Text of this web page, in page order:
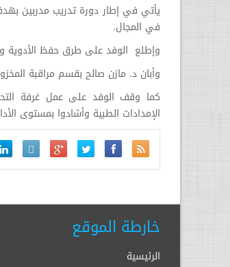
يأتي في إطار دورة تدريب مدربين
في المجال.
وإطلع الوفد على طرق حفظ الأدوية
وأبان د. مازن صالح بقسم مراقبة
كما وقف الوفد على عمل غرفة
الإمدادات الطبية وأشادوا بمستوى
خارطة الموقع
الرئيسية